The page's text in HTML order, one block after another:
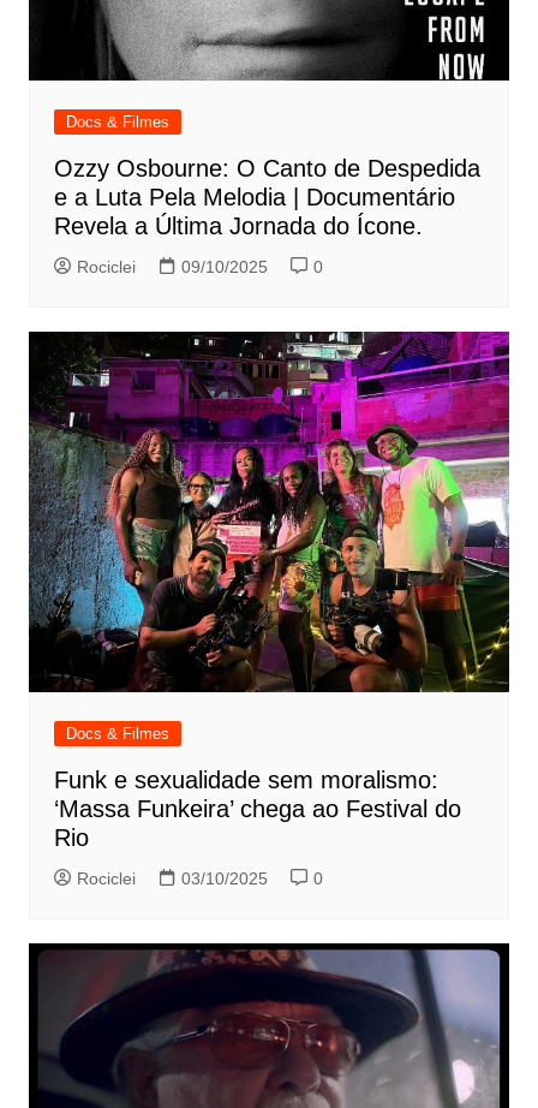
Docs & Filmes
Ozzy Osbourne: O Canto de Despedida
e a Luta Pela Melodia | Documentário
Revela a Última Jornada do Ícone.
Rociclei 09/10/2025 0
Docs & Filmes
Funk e sexualidade sem moralismo:
‘Massa Funkeira’ chega ao Festival do
Rio
Rociclei 03/10/2025 0